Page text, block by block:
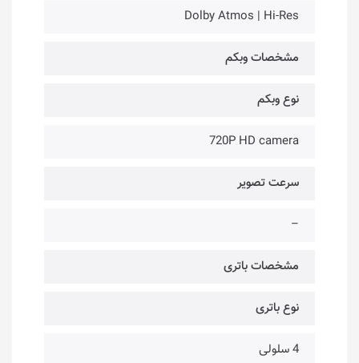
Dolby Atmos | Hi-Res
مشخصات وبکم
نوع وبکم
720P HD camera
سرعت تصویر
–
مشخصات باتری
نوع باتری
4 سلولی